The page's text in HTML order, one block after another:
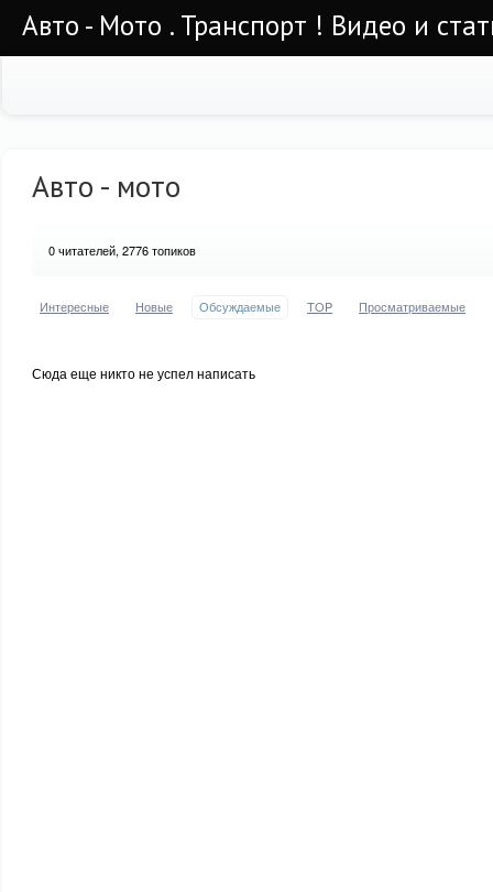
Авто - Мото . Транспорт ! Видео и
Авто - мото
0читателей, 2776 топиков
Интересные Новые Обсуждаемые TOP Просматриваемые
Сюда еще никто не успел написать